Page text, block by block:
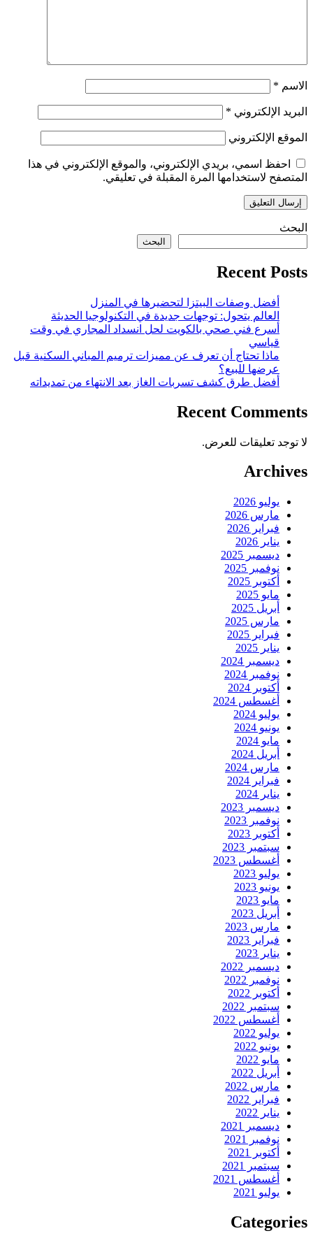
الاسم *
البريد الإلكتروني *
الموقع الإلكتروني
احفظ اسمي، بريدي الإلكتروني، والموقع الإلكتروني في هذا
المتصفح لاستخدامها المرة المقبلة في تعليقي.
البحث
البحث
Recent Posts
أفضل وصفات البيتزا لتحضيرها في المنزل
العالم يتحول: توجهات جديدة في التكنولوجيا الحديثة
أسرع فني صحي بالكويت لحل انسداد المجاري في وقت
قياسي
ماذا تحتاج أن تعرف عن مميزات ترميم المباني السكنية قبل
عرضها للبيع؟
أفضل طرق كشف تسربات الغاز بعد الانتهاء من تمديداته
Recent Comments
لا توجد تعليقات للعرض.
Archives
يوليو 2026
مارس 2026
فبراير 2026
يناير 2026
ديسمبر 2025
نوفمبر 2025
أكتوبر 2025
مايو 2025
أبريل 2025
مارس 2025
فبراير 2025
يناير 2025
ديسمبر 2024
نوفمبر 2024
أكتوبر 2024
أغسطس 2024
يوليو 2024
يونيو 2024
مايو 2024
أبريل 2024
مارس 2024
فبراير 2024
يناير 2024
ديسمبر 2023
نوفمبر 2023
أكتوبر 2023
سبتمبر 2023
أغسطس 2023
يوليو 2023
يونيو 2023
مايو 2023
أبريل 2023
مارس 2023
فبراير 2023
يناير 2023
ديسمبر 2022
نوفمبر 2022
أكتوبر 2022
سبتمبر 2022
أغسطس 2022
يوليو 2022
يونيو 2022
مايو 2022
أبريل 2022
مارس 2022
فبراير 2022
يناير 2022
ديسمبر 2021
نوفمبر 2021
أكتوبر 2021
سبتمبر 2021
أغسطس 2021
يوليو 2021
Categories